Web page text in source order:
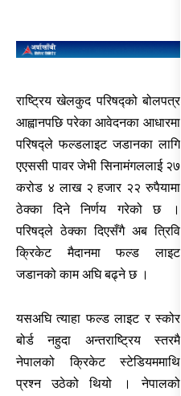
राष्ट्रिय खेलकुद परिषद्को बोलपत्र
आह्वानपछि परेका आवेदनका आधारमा
परिषद्ले फल्डलाइट जडानका लागि
एएससी पावर जेभी सिनामंगललाई २७
करोड ४ लाख २ हजार २२ रुपैयामा
ठेक्का दिने निर्णय गरेको छ ।
परिषद्ले ठेक्का दिएसँगै अब त्रिवि
क्रिकेट मैदानमा फल्ड लाइट
जडानको काम अघि बढ्ने छ ।
यसअघि त्याहा फल्ड लाइट र स्कोर
बोर्ड नहुदा अन्तराष्ट्रिय स्तरमै
नेपालको क्रिकेट स्टेडियममाथि
प्रश्न उठेको थियो । नेपालको